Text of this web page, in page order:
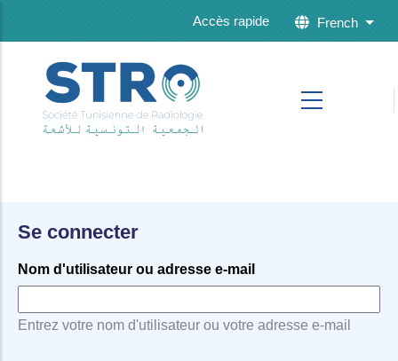
Accès rapide French List
Se connecter
Nom d'utilisateur ou adresse e-mail
Entrez votre nom d'utilisateur ou votre adresse e-mail